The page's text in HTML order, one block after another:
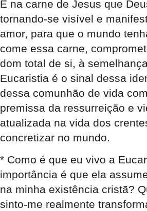
É na carne de Jesus que
tornando-se visível e
amor, para que o mundo
come essa carne,
dom total de si, à
Eucaristia é o sinal dessa
dessa comunhão de vida
premissa da ressurreição e
atualizada na vida dos
concretizar no mundo.
* Como é que eu vivo a
importância é que ela
na minha existência cristã?
sinto-me realmente